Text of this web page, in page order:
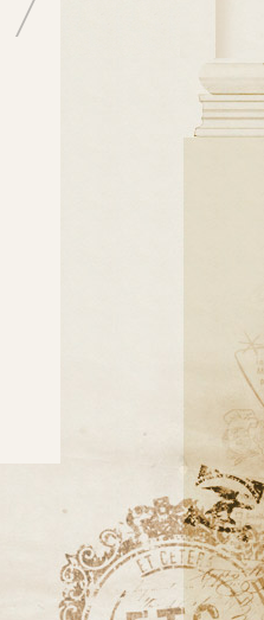
отмечает актер "Et Cetera" -